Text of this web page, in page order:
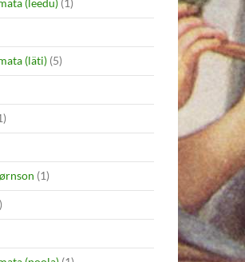
(leedu) (1)
(läti) (5)
(1)